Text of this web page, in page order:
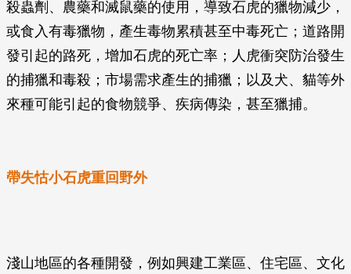
殺蟲劑、農藥和滅鼠藥的使用，導致石虎的獵物減少，
或食入有毒獵物，產生毒物累積甚至中毒死亡；道路開
發引起的路死，增加石虎的死亡率；人虎衝突防治發生
的捕獵和毒殺；市場需求產生的捕獵；以及犬、貓等外
來種可能引起的食物競爭、疾病傳染，甚至獵捕。
帶失怙小石虎重回野外
淺山地區的各種開發，例如興建工業區、住宅區、文化